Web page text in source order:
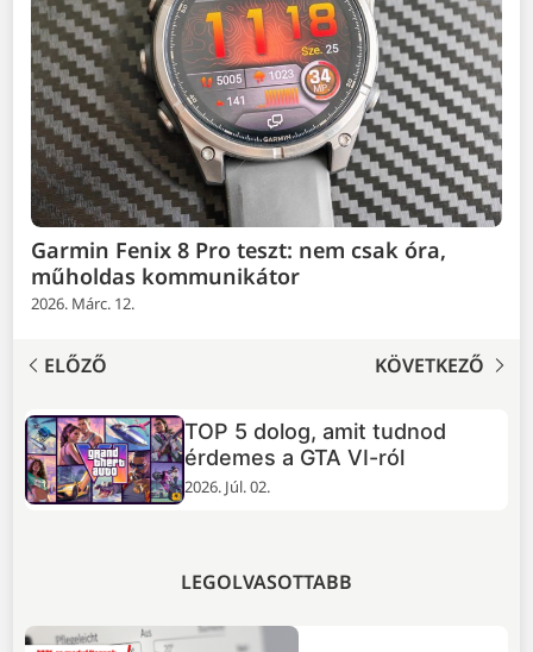
Garmin Fenix 8 Pro teszt: nem csak óra,
műholdas kommunikátor
2026. Márc. 12.
ELŐZŐ KÖVETKEZŐ
TOP 5 dolog, amit tudnod
érdemes a GTA VI-ról
2026. Júl. 02.
LEGOLVASOTTABB